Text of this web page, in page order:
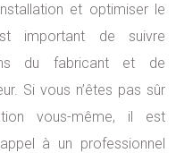
et optimiser le
important de suivre
du fabricant et de
Si vous n’êtes pas sûr
vous-même, il est
à un professionnel